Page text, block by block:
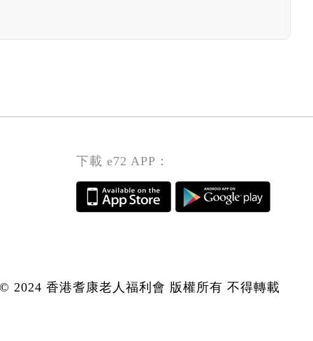
下載 e72 APP：
2024 香港耆康老人福利會 版權所有 不得轉載